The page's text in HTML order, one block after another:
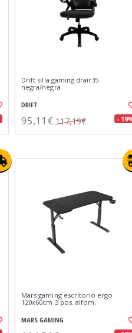
Drift silla gaming drair35
negra/negra
DRIFT
95,11€ 117,19€ -
Mars gaming escritorio ergo
120x60cm 3 pos. alfom.
MARS GAMING